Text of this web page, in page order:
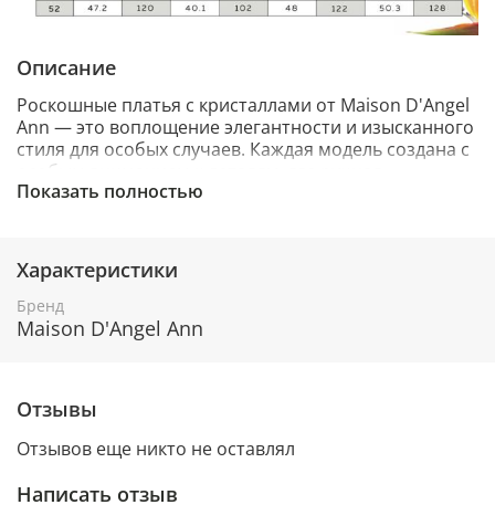
Описание
Роскошные платья с кристаллами от Maison D'Angel
Ann — это воплощение элегантности и изысканного
стиля для особых случаев. Каждая модель создана с
особым вниманием к деталям, где ручная
инкрустация кристаллами превращает наряд в
Особенности наших платьев с кристаллами:
-Премиальные ткани высочайшего качества
-Ручная работа и индивидуальный подход к каждому
изделию
-Разнообразие силуэтов для любого типа фигуры
идеально подойдут для торжественных
выходов. Изысканный крой и деликатный блеск
Показать полностью
Характеристики
Бренд
Maison D'Angel Ann
Отзывы
Отзывов еще никто не оставлял
Написать отзыв